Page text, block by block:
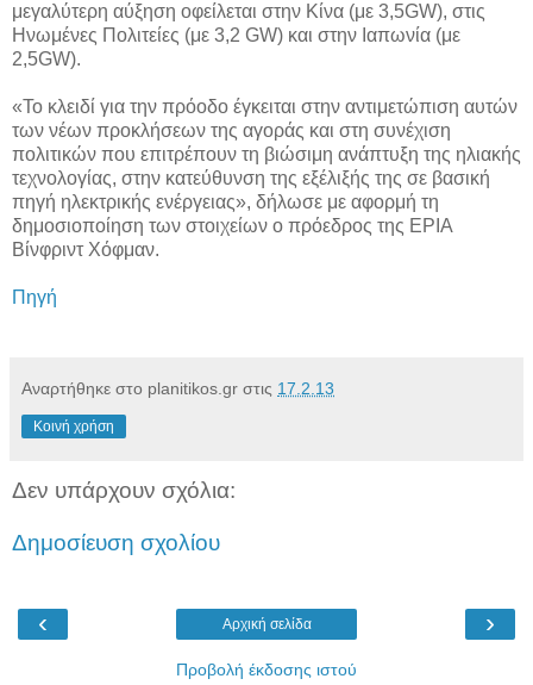
μεγαλύτερη αύξηση οφείλεται στην Κίνα (με 3,5GW), στις
Ηνωμένες Πολιτείες (με 3,2 GW) και στην Ιαπωνία (με
2,5GW).
«Το κλειδί για την πρόοδο έγκειται στην αντιμετώπιση αυτών
των νέων προκλήσεων της αγοράς και στη συνέχιση
πολιτικών που επιτρέπουν τη βιώσιμη ανάπτυξη της ηλιακής
τεχνολογίας, στην κατεύθυνση της εξέλιξής της σε βασική
πηγή ηλεκτρικής ενέργειας», δήλωσε με αφορμή τη
δημοσιοποίηση των στοιχείων ο πρόεδρος της EPIA
Βίνφριντ Χόφμαν.
Πηγή
Αναρτήθηκε στο planitikos.gr στις 17.2.13
Κοινή χρήση
Δεν υπάρχουν σχόλια:
Δημοσίευση σχολίου
‹ ›
Αρχική σελίδα
Προβολή έκδοσης ιστού